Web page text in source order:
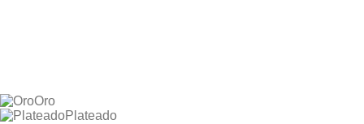
Oro
Plateado